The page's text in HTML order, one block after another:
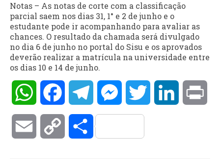
Notas – As notas de corte com a classificação
parcial saem nos dias 31, 1° e 2 de junho e o
estudante pode ir acompanhando para avaliar as
chances. O resultado da chamada será divulgado
no dia 6 de junho no portal do Sisu e os aprovados
deverão realizar a matrícula na universidade entre
os dias 10 e 14 de junho.
WhatsAppFacebookTelegramMessengerTwitter LinkedIn
Email Copy Compartilhar